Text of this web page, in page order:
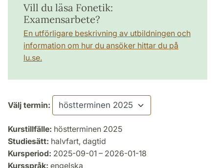
Vill du läsa Fonetik:
Examensarbete?
En utförligare beskrivning av utbildningen och
information om hur du ansöker hittar du på
lu.se.
Välj termin:
Kurstillfälle: höstterminen 2025
Studiesätt: halvfart, dagtid
Kursperiod: 2025-09-01 – 2026-01-18
Kursspråk: engelska